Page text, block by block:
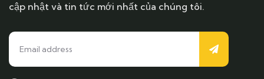
cập nhật và tin tức mới nhất của chúng tôi.